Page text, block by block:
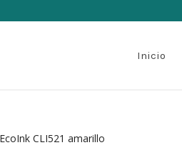
Inicio
CLI521 amarillo